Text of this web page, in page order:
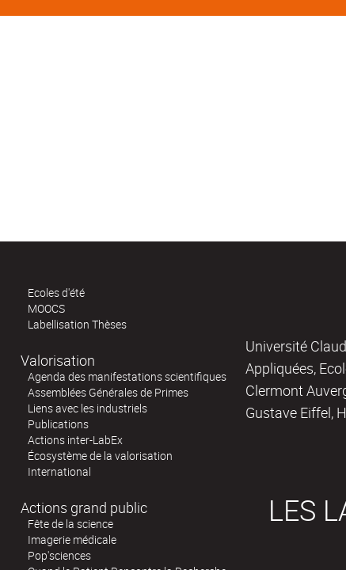
Ecoles d'été
MOOCS
Labellisation Thèses
Valorisation
Agenda des manifestations scientifiques
Assemblées Générales de Primes
Liens avec les industriels
Publications
Actions inter-LabEx
Écosystème de la valorisation
International
Actions grand public
Fête de la science
Imagerie médicale
Pop'sciences
Université
Appliquées,
Clermont
Gustave Eiffel,
LES